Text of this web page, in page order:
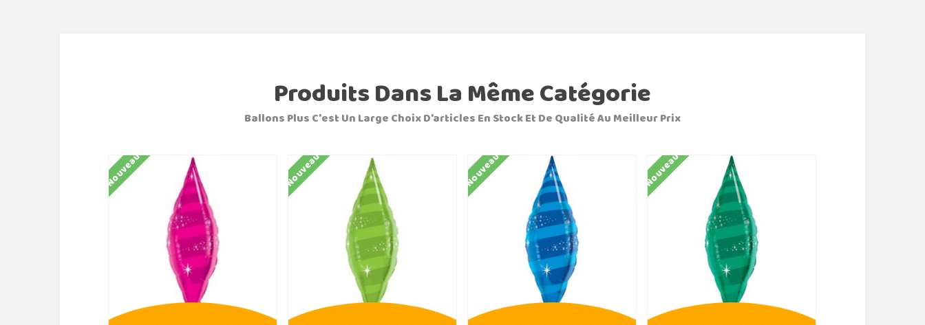
Produits Dans La Même Catégorie
Ballons Plus C'est Un Large Choix D'articles En Stock Et De Qualité Au Meilleur Prix
Nouveau Nouveau Nouveau Nouveau